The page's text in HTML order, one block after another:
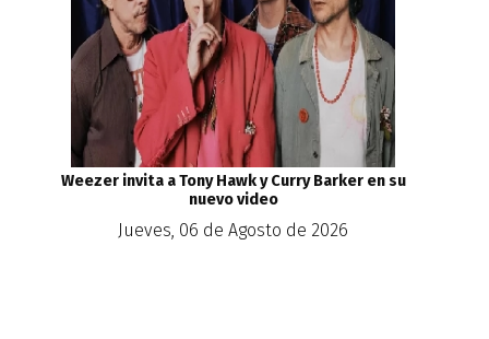
Weezer invita a Tony Hawk y Curry Barker en su
nuevo video
Jueves, 06 de Agosto de 2026